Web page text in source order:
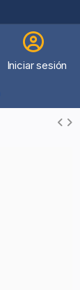
Iniciar sesión